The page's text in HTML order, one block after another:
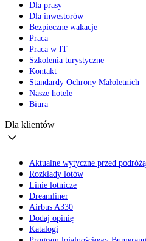
Dla prasy
Dla inwestorów
Bezpieczne wakacje
Praca
Praca w IT
Szkolenia turystyczne
Kontakt
Standardy Ochrony Małoletnich
Nasze hotele
Biura
Dla klientów
Aktualne wytyczne przed podróżą
Rozkłady lotów
Linie lotnicze
Dreamliner
Airbus A330
Dodaj opinię
Katalogi